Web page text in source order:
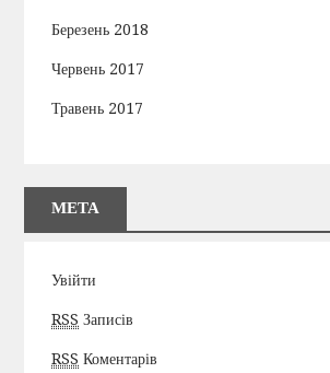
Березень 2018
Червень 2017
Травень 2017
МЕТА
Увійти
RSS Записів
RSS Коментарів